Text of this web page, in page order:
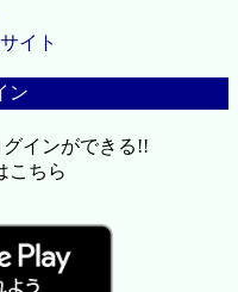
イト
ン
インができる!!
こちら